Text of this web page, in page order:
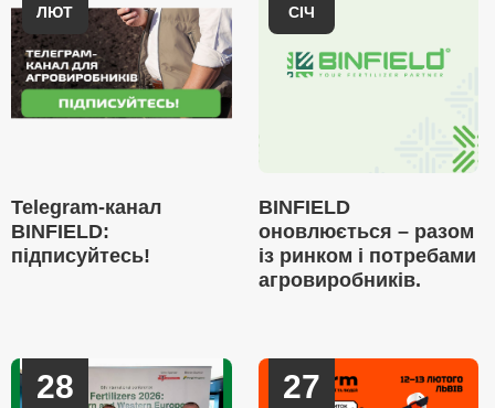
ЛЮТ
Telegram-канал
BINFIELD:
підписуйтесь!
СІЧ
BINFIELD
оновлюється – разом
із ринком і потребами
агровиробників.
28 27